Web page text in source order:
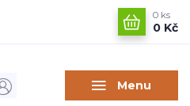
Menu
0 ks
0 Kč